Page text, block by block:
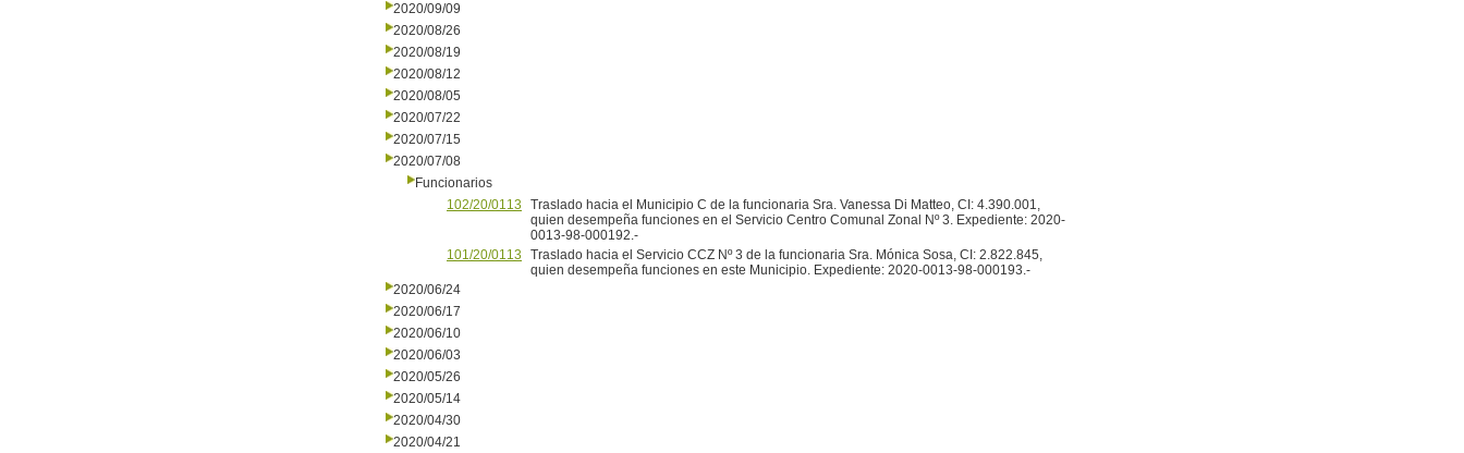
2020/09/09
2020/08/26
2020/08/19
2020/08/12
2020/08/05
2020/07/22
2020/07/15
2020/07/08
Funcionarios
102/20/0113
Traslado hacia el Municipio C de la funcionaria Sra. Vanessa Di Matteo, CI: 4.390.001,
quien desempeña funciones en el Servicio Centro Comunal Zonal Nº 3. Expediente: 2020-
0013-98-000192.-
101/20/0113
Traslado hacia el Servicio CCZ Nº 3 de la funcionaria Sra. Mónica Sosa, CI: 2.822.845,
quien desempeña funciones en este Municipio. Expediente: 2020-0013-98-000193.-
2020/06/24
2020/06/17
2020/06/10
2020/06/03
2020/05/26
2020/05/14
2020/04/30
2020/04/21